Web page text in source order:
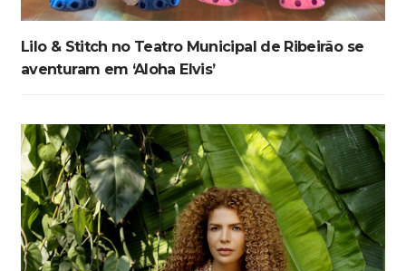
Lilo & Stitch no Teatro Municipal de Ribeirão se
aventuram em ‘Aloha Elvis’